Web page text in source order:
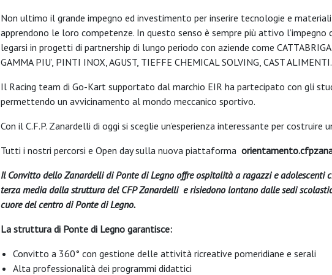
Non ultimo il grande impegno ed investimento per inserire tecnologie e
apprendono le loro competenze. In questo senso è sempre più attivo l’impegno
legarsi in progetti di partnership di lungo periodo con aziende come
GAMMA PIU’, PINTI INOX, AGUST, TIEFFE CHEMICAL SOLVING, CAST ALIMENTI.
Il Racing team di Go-Kart supportato dal marchio EIR ha partecipato con gli
permettendo un avvicinamento al mondo meccanico sportivo.
Con il C.F.P. Zanardelli di oggi si sceglie un’esperienza interessante per costruire
Tutti i nostri percorsi e Open day sulla nuova piattaforma
Il Convitto dello Zanardelli di Ponte di Legno offre ospitalità a ragazzi e adolescenti
terza media dalla struttura del CFP Zanardelli e risiedono lontano dalle sedi
cuore del centro di Ponte di Legno.
La struttura di Ponte di Legno garantisce:
Convitto a 360° con gestione delle attività ricreative pomeridiane e serali
Alta professionalità dei programmi didattici